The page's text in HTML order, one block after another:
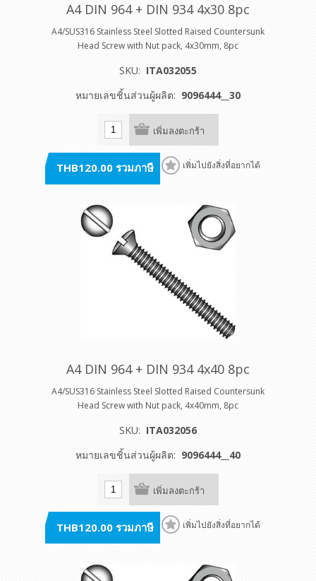
A4 DIN 964 + DIN 934 4x30 8pc
A4/SUS316 Stainless Steel Slotted Raised Countersunk
Head Screw with Nut pack, 4x30mm, 8pc
SKU: ITA032055
หมายเลขชิ้นส่วนผู้ผลิต: 9096444__30
เพิ่มลงตะกร้า
THB120.00 รวมภาษี เพิ่มไปยังสิ่งที่อยากได้
A4 DIN 964 + DIN 934 4x40 8pc
A4/SUS316 Stainless Steel Slotted Raised Countersunk
Head Screw with Nut pack, 4x40mm, 8pc
SKU: ITA032056
หมายเลขชิ้นส่วนผู้ผลิต: 9096444__40
เพิ่มลงตะกร้า
THB120.00 รวมภาษี เพิ่มไปยังสิ่งที่อยากได้